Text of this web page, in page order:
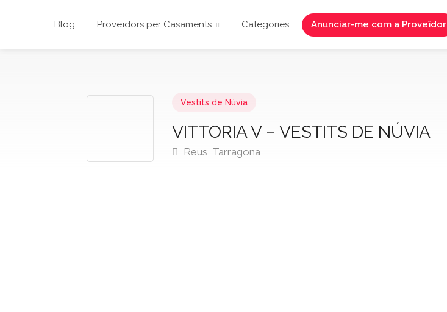
Blog Proveïdors per Casaments Categories Anunciar-me com a Proveïdor
Vestits de Núvia
VITTORIA V – VESTITS DE NÚVIA
Reus, Tarragona